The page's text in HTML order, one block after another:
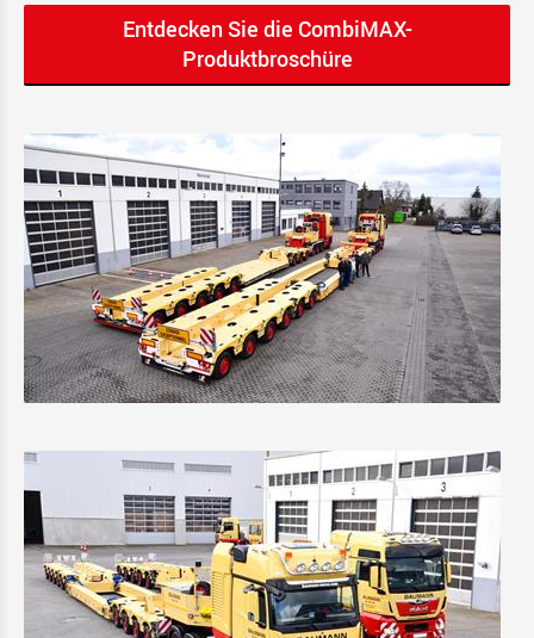
Entdecken Sie die CombiMAX-
Produktbroschüre